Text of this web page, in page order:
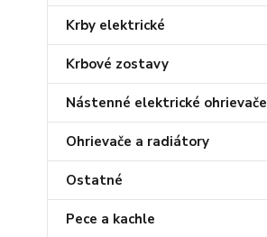
Krby elektrické
Krbové zostavy
Nástenné elektrické ohrievače
Ohrievače a radiátory
Ostatné
Pece a kachle